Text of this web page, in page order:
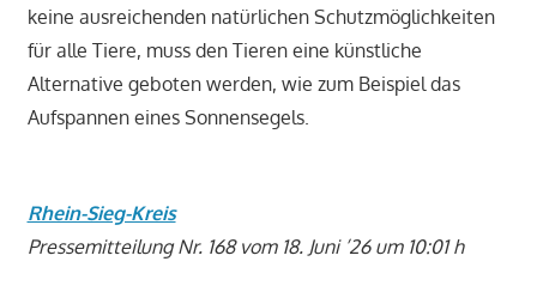
keine ausreichenden natürlichen Schutzmöglichkeiten
für alle Tiere, muss den Tieren eine künstliche
Alternative geboten werden, wie zum Beispiel das
Aufspannen eines Sonnensegels.
Rhein-Sieg-Kreis
Pressemitteilung Nr. 168 vom 18. Juni ’26 um 10:01 h